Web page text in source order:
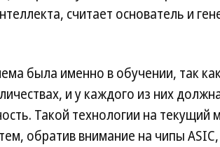
считает основатель и
была именно в обучении, так
и у каждого из них
Такой технологии на текущий
обратив внимание на чипы